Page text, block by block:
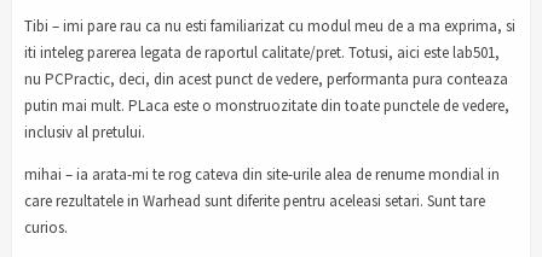
Tibi – imi pare rau ca nu esti familiarizat cu modul meu de a ma exprima, si
iti inteleg parerea legata de raportul calitate/pret. Totusi, aici este lab501,
nu PCPractic, deci, din acest punct de vedere, performanta pura conteaza
putin mai mult. PLaca este o monstruozitate din toate punctele de vedere,
inclusiv al pretului.
mihai – ia arata-mi te rog cateva din site-urile alea de renume mondial in
care rezultatele in Warhead sunt diferite pentru aceleasi setari. Sunt tare
curios.